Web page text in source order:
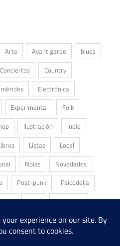
Arte Avant garde
blues
Conciertos
Country
Electrónica
Experimental
Folk
ilustración
Indie
Listas
Local
Noise
Novedades
Post-punk
Psicodelia
Rock
Shoegaze
Álbum